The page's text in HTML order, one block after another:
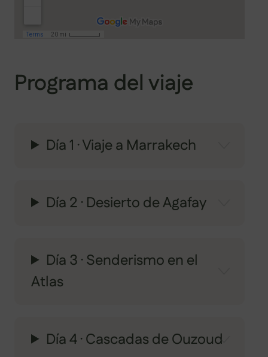
Programa del viaje
Día 1 · Viaje a Marrakech
Día 2 · Desierto de Agafay
Día 3 · Senderismo en el
Atlas
Día 4 · Cascadas de Ouzoud